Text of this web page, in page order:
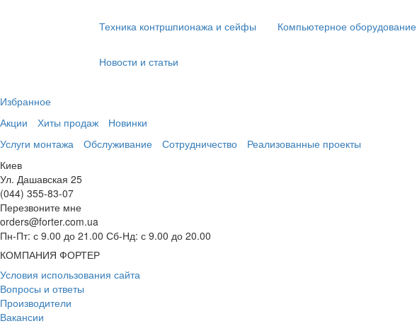
Техника контршпионажа и сейфы Компьютерное оборудование
Новости и статьи
Избранное
Акции
Хиты продаж
Новинки
Услуги монтажа
Обслуживание Сотрудничество
Реализованные проекты
Киев
Ул. Дашавская 25
(044) 355-83-07
Перезвоните мне
orders@forter.com.ua
Пн-Пт: с 9.00 до 21.00 Сб-Нд: с 9.00 до 20.00
КОМПАНИЯ ФОРТЕР
Условия использования сайта
Вопросы и ответы
Производители
Вакансии